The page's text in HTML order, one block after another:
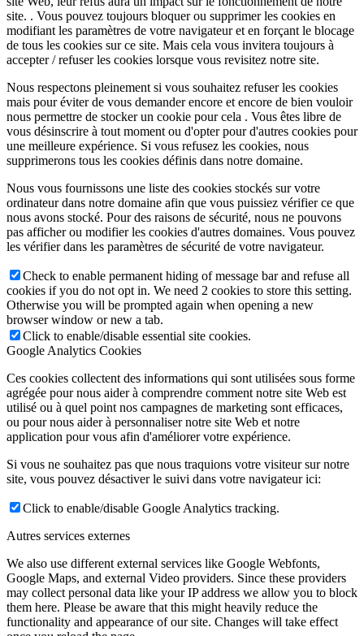
site. . Vous pouvez toujours bloquer ou supprimer les cookies en
modifiant les paramètres de votre navigateur et en forçant le blocage
de tous les cookies sur ce site. Mais cela vous invitera toujours à
accepter / refuser les cookies lorsque vous revisitez notre site.
Nous respectons pleinement si vous souhaitez refuser les cookies
mais pour éviter de vous demander encore et encore de bien vouloir
nous permettre de stocker un cookie pour cela . Vous êtes libre de
vous désinscrire à tout moment ou d'opter pour d'autres cookies pour
une meilleure expérience. Si vous refusez les cookies, nous
supprimerons tous les cookies définis dans notre domaine.
Nous vous fournissons une liste des cookies stockés sur votre
ordinateur dans notre domaine afin que vous puissiez vérifier ce que
nous avons stocké. Pour des raisons de sécurité, nous ne pouvons
pas afficher ou modifier les cookies d'autres domaines. Vous pouvez
les vérifier dans les paramètres de sécurité de votre navigateur.
Check to enable permanent hiding of message bar and refuse all
cookies if you do not opt in. We need 2 cookies to store this setting.
Otherwise you will be prompted again when opening a new
browser window or new a tab.
Click to enable/disable essential site cookies.
Google Analytics Cookies
Ces cookies collectent des informations qui sont utilisées sous forme
agrégée pour nous aider à comprendre comment notre site Web est
utilisé ou à quel point nos campagnes de marketing sont efficaces,
ou pour nous aider à personnaliser notre site Web et notre
application pour vous afin d'améliorer votre expérience.
Si vous ne souhaitez pas que nous traquions votre visiteur sur notre
site, vous pouvez désactiver le suivi dans votre navigateur ici:
Click to enable/disable Google Analytics tracking.
Autres services externes
We also use different external services like Google Webfonts,
Google Maps, and external Video providers. Since these providers
may collect personal data like your IP address we allow you to block
them here. Please be aware that this might heavily reduce the
functionality and appearance of our site. Changes will take effect